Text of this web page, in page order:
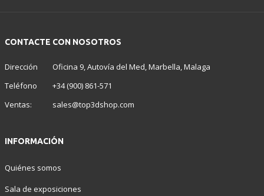
CONTACTE CON NOSOTROS
Dirección
Oficina 9, Autovía del Med, Marbella, Malaga
Teléfono
+34 (900) 861-571
Ventas:
sales@top3dshop.com
INFORMACIÓN
Quiénes somos
Sala de exposiciones